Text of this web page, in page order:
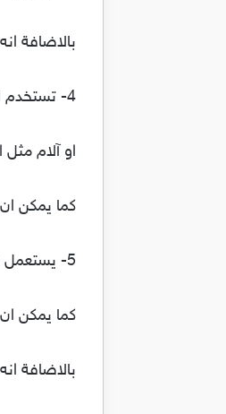
بالاضافة
4- تستخدم الأمبولات في حاله الآلام الحاده للإصابات السابقة
او آلام
كما يمكن
5- يستعمل فى علاج الالام الطمث الشهرية عند النساء
كما يمكن ان
بالاضافة